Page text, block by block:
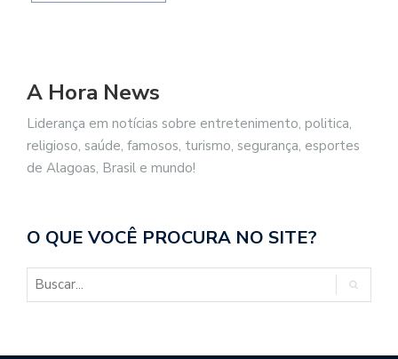
A Hora News
Liderança em notícias sobre entretenimento, politica,
religioso, saúde, famosos, turismo, segurança, esportes
de Alagoas, Brasil e mundo!
O QUE VOCÊ PROCURA NO SITE?